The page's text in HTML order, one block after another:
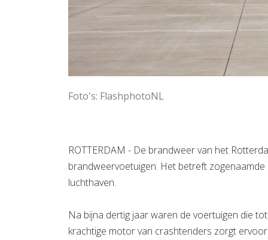
Foto's: FlashphotoNL
ROTTERDAM - De brandweer van het
brandweervoetuigen. Het betreft
luchthaven.
Na bijna dertig jaar waren de voertuigen die
krachtige motor van crashtenders zorgt